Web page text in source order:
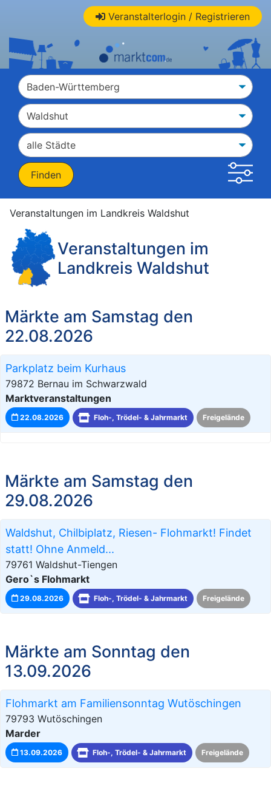
Veranstalterlogin / Registrieren
Veranstaltungen im Landkreis Waldshut
Veranstaltungen im
Landkreis Waldshut
Märkte am Samstag den
22.08.2026
Parkplatz beim Kurhaus
79872 Bernau im Schwarzwald
Marktveranstaltungen
22.08.2026 Floh-, Trödel- & Jahrmarkt Freigelände
Märkte am Samstag den
29.08.2026
Waldshut, Chilbiplatz, Riesen- Flohmarkt! Findet
statt! Ohne Anmeld...
79761 Waldshut-Tiengen
Gero`s Flohmarkt
29.08.2026 Floh-, Trödel- & Jahrmarkt Freigelände
Märkte am Sonntag den
13.09.2026
Flohmarkt am Familiensonntag Wutöschingen
79793 Wutöschingen
Marder
13.09.2026 Floh-, Trödel- & Jahrmarkt Freigelände